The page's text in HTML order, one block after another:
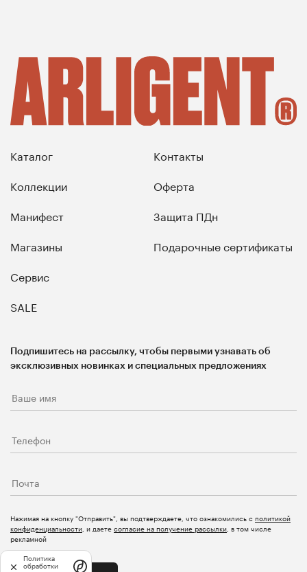
Каталог
Коллекции
Манифест
Магазины
Сервис
SALE
Контакты
Оферта
Защита ПДн
Подарочные сертификаты
Подпишитесь на рассылку, чтобы первыми узнавать об
эксклюзивных новинках и специальных предложениях
Нажимая на кнопку "Отправить", вы подтверждаете, что ознакомились с политикой
конфиденциальности , и даете согласие на получение рассылки , в том числе
рекламной
Политика
обработки